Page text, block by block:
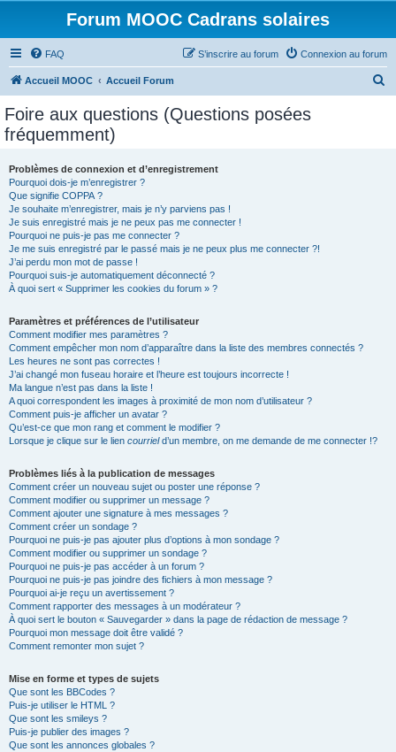
Forum MOOC Cadrans solaires
FAQ Connexion au forum
S’inscrire au forum
Accueil MOOC Accueil Forum
Foire aux questions (Questions posées
fréquemment)
Problèmes de connexion et d’enregistrement
Pourquoi dois-je m’enregistrer ?
Que signifie COPPA ?
Je souhaite m’enregistrer, mais je n’y parviens pas !
Je suis enregistré mais je ne peux pas me connecter !
Pourquoi ne puis-je pas me connecter ?
Je me suis enregistré par le passé mais je ne peux plus me connecter ?!
J’ai perdu mon mot de passe !
Pourquoi suis-je automatiquement déconnecté ?
À quoi sert « Supprimer les cookies du forum » ?
Paramètres et préférences de l’utilisateur
Comment modifier mes paramètres ?
Comment empêcher mon nom d’apparaître dans la liste des membres connectés ?
Les heures ne sont pas correctes !
J’ai changé mon fuseau horaire et l’heure est toujours incorrecte !
Ma langue n’est pas dans la liste !
A quoi correspondent les images à proximité de mon nom d’utilisateur ?
Comment puis-je afficher un avatar ?
Qu’est-ce que mon rang et comment le modifier ?
Lorsque je clique sur le lien courrield’un membre, on me demande de me connecter !?
Problèmes liés à la publication de messages
Comment créer un nouveau sujet ou poster une réponse ?
Comment modifier ou supprimer un message ?
Comment ajouter une signature à mes messages ?
Comment créer un sondage ?
Pourquoi ne puis-je pas ajouter plus d’options à mon sondage ?
Comment modifier ou supprimer un sondage ?
Pourquoi ne puis-je pas accéder à un forum ?
Pourquoi ne puis-je pas joindre des fichiers à mon message ?
Pourquoi ai-je reçu un avertissement ?
Comment rapporter des messages à un modérateur ?
À quoi sert le bouton « Sauvegarder » dans la page de rédaction de message ?
Pourquoi mon message doit être validé ?
Comment remonter mon sujet ?
Mise en forme et types de sujets
Que sont les BBCodes ?
Puis-je utiliser le HTML ?
Que sont les smileys ?
Puis-je publier des images ?
Que sont les annonces globales ?